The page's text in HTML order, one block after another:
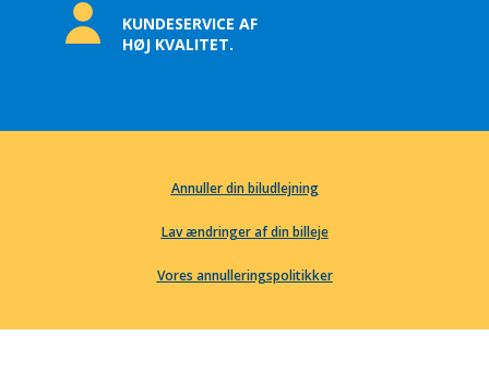
KUNDESERVICE AF
HØJ KVALITET.
Annuller din biludlejning
Lav ændringer af din billeje
Vores annulleringspolitikker